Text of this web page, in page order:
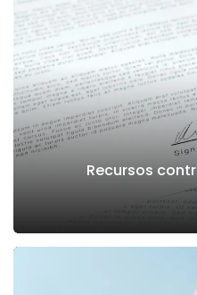
Recursos